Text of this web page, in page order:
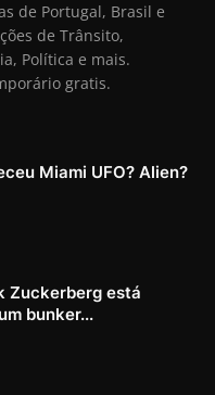
de Portugal, Brasil e
de Trânsito,
Política e mais.
gratis.
Miami UFO? Alien?
Zuckerberg está
bunker...